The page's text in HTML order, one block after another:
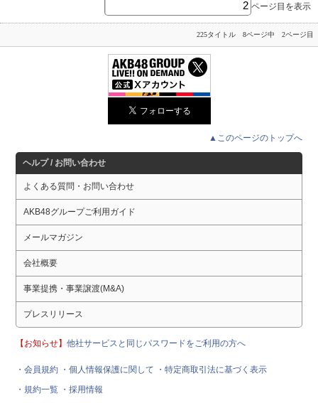
ページ目を表示
225タイトル 8ページ中 2ページ目
▲このページのトップへ
ヘルプ / お問い合わせ
よくある質問・お問い合わせ
AKB48グループご利用ガイド
メールマガジン
会社概要
事業提携・事業譲渡(M&A)
プレスリリース
【お知らせ】他社サービスと同じパスワードをご利用の方へ
・会員規約 ・個人情報保護に関して
・特定商取引法に基づく表示
・規約一覧 ・採用情報